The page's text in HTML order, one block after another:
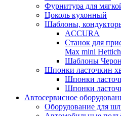
Фурнитура для
Цоколь кухонный
Шаблоны,
ACCURA
Станок для
Max mini Hettich
Шаблоны Черон
Шпонки ласточкин
Шпонки
Шпонки
Автосервисное
Оборудование для